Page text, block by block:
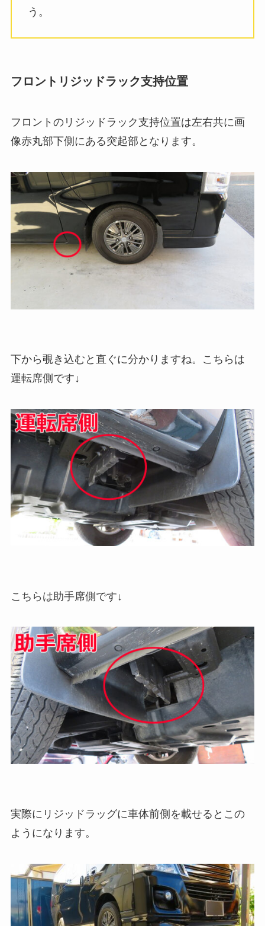
う。
フロントリジッドラック支持位置
フロントのリジッドラック支持位置は左右共に画
像赤丸部下側にある突起部となります。
下から覗き込むと直ぐに分かりますね。こちらは
運転席側です↓
こちらは助手席側です↓
実際にリジッドラッグに車体前側を載せるとこの
ようになります。